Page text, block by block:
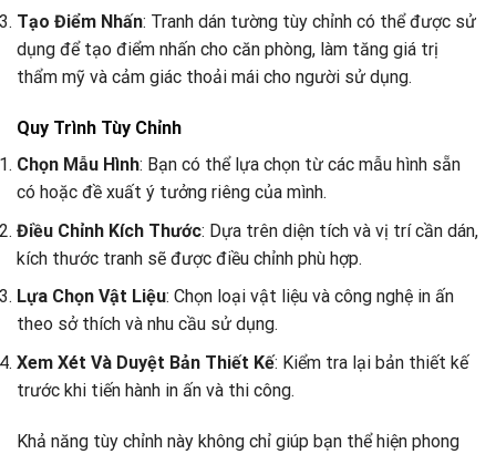
Tạo Điểm Nhấn: Tranh dán tường tùy chỉnh có thể được sử
dụng để tạo điểm nhấn cho căn phòng, làm tăng giá trị
thẩm mỹ và cảm giác thoải mái cho người sử dụng.
Quy Trình Tùy Chỉnh
Chọn Mẫu Hình: Bạn có thể lựa chọn từ các mẫu hình sẵn
có hoặc đề xuất ý tưởng riêng của mình.
Điều Chỉnh Kích Thước: Dựa trên diện tích và vị trí cần dán,
kích thước tranh sẽ được điều chỉnh phù hợp.
Lựa Chọn Vật Liệu: Chọn loại vật liệu và công nghệ in ấn
theo sở thích và nhu cầu sử dụng.
Xem Xét Và Duyệt Bản Thiết Kế: Kiểm tra lại bản thiết kế
trước khi tiến hành in ấn và thi công.
Khả năng tùy chỉnh này không chỉ giúp bạn thể hiện phong